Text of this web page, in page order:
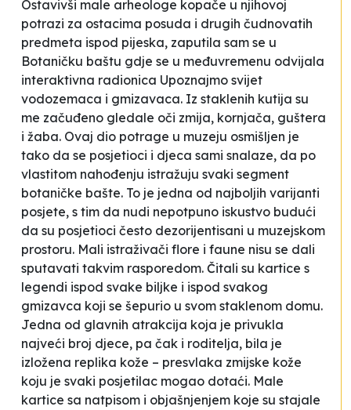
Ostavivši male arheologe kopače u njihovoj
potrazi za ostacima posuda i drugih čudnovatih
predmeta ispod pijeska, zaputila sam se u
Botaničku baštu gdje se u međuvremenu odvijala
interaktivna radionica Upoznajmo svijet
vodozemaca i gmizavaca. Iz staklenih kutija su
me začuđeno gledale oči zmija, kornjača, guštera
i žaba. Ovaj dio potrage u muzeju osmišljen je
tako da se posjetioci i djeca sami snalaze, da po
vlastitom nahođenju istražuju svaki segment
botaničke bašte. To je jedna od najboljih varijanti
posjete, s tim da nudi nepotpuno iskustvo budući
da su posjetioci često dezorijentisani u muzejskom
prostoru. Mali istraživači flore i faune nisu se dali
sputavati takvim rasporedom. Čitali su kartice s
legendi ispod svake biljke i ispod svakog
gmizavca koji se šepurio u svom staklenom domu.
Jedna od glavnih atrakcija koja je privukla
najveći broj djece, pa čak i roditelja, bila je
izložena replika kože – presvlaka zmijske kože
koju je svaki posjetilac mogao dotaći. Male
kartice sa natpisom i objašnjenjem koje su stajale